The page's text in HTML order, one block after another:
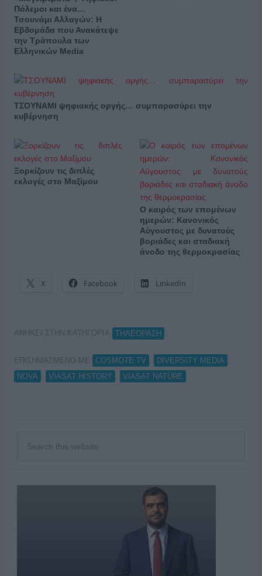
Πόλεμοι και ένα…
Τσουνάμι Αλλαγών: Η
Εβδομάδα που Ανακάτεψε
την Τράπουλα των
Ελληνικών Media
ΤΣΟΥΝΑΜΙ ψηφιακής οργής… συμπαρασύρει την
κυβέρνηση
Ξορκίζουν τις διπλές
εκλογές στο Μαξίμου
Ο καιρός των επομένων
ημερών: Κανονικός
Αύγουστος με δυνατούς
βοριάδες και σταδιακή
άνοδο της θερμοκρασίας
X Facebook LinkedIn
ΑΝΗΚΕΙ ΣΤΗΝ ΚΑΤΗΓΟΡΙΑ: ΤΗΛΕΟΡΑΣΗ
ΕΠΙΣΗΜΑΣΜΕΝΟ ΜΕ: COSMOTE TV DIVERSITY MEDIA
NOVA
VIASAT HISTORY VIASAT NATURE